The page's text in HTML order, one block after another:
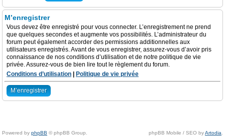
M’enregistrer
Vous devez être enregistré pour vous connecter. L’enregistrement ne prend
que quelques secondes et augmente vos possibilités. L’administrateur du
forum peut également accorder des permissions additionnelles aux
utilisateurs enregistrés. Avant de vous enregistrer, assurez-vous d’avoir pris
connaissance de nos conditions d’utilisation et de notre politique de vie
privée. Assurez-vous de bien lire tout le règlement du forum.
Conditions d’utilisation
Politique de vie privée
M’enregistrer
Powered by phpBB © phpBB Group. phpBB Mobile / SEO byArtodia